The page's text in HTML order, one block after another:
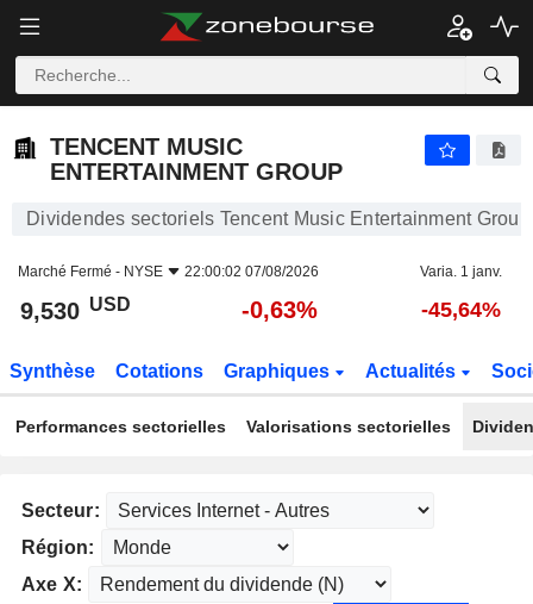
TENCENT MUSIC
ENTERTAINMENT GROUP
Dividendes sectoriels Tencent Music Entertainment Group
Marché Fermé - NYSE 22:00:02 07/08/2026 Varia. 1 janv.
9,530 USD -0,63% -45,64%
Synthèse Cotations Graphiques Actualités
Performances sectorielles Valorisations sectorielles
Secteur:
Région:
Axe X: